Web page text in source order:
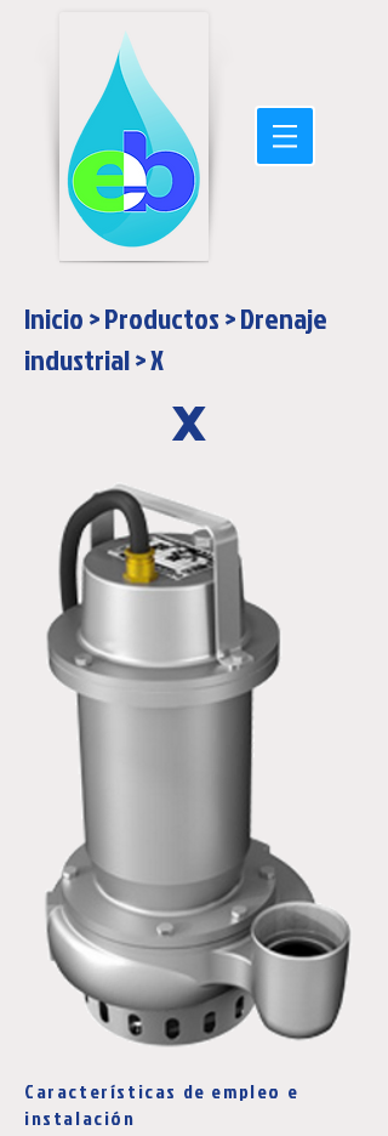
Inicio>Productos>Drenaje
industrial> X
X
Características de empleo e
instalación